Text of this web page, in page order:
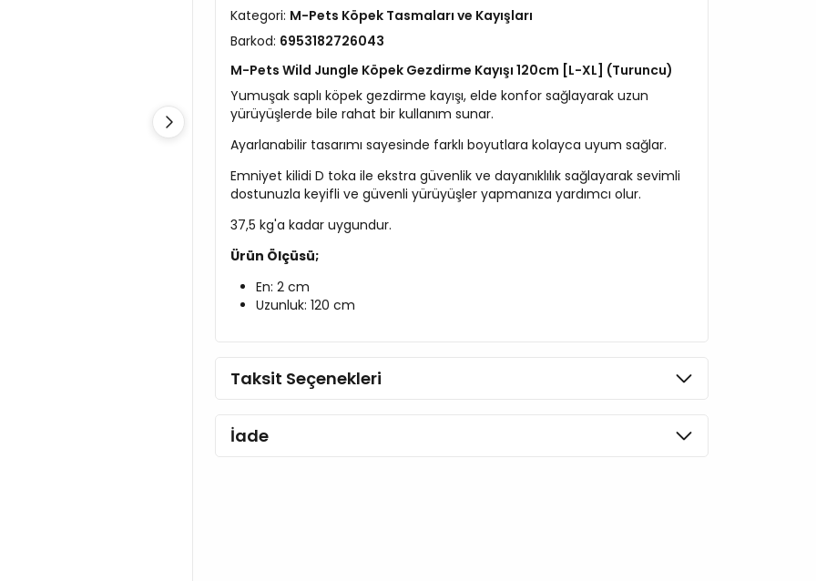
Kategori: M-Pets Köpek Tasmaları ve Kayışları
Barkod: 6953182726043
M-Pets Wild Jungle Köpek Gezdirme Kayışı 120cm [L-XL] (Turuncu)
Yumuşak saplı köpek gezdirme kayışı, elde konfor sağlayarak uzun
yürüyüşlerde bile rahat bir kullanım sunar.
Ayarlanabilir tasarımı sayesinde farklı boyutlara kolayca uyum sağlar.
Emniyet kilidi D toka ile ekstra güvenlik ve dayanıklılık sağlayarak sevimli
dostunuzla keyifli ve güvenli yürüyüşler yapmanıza yardımcı olur.
37,5 kg'a kadar uygundur.
Ürün Ölçüsü;
En: 2 cm
Uzunluk: 120 cm
Taksit Seçenekleri
İade